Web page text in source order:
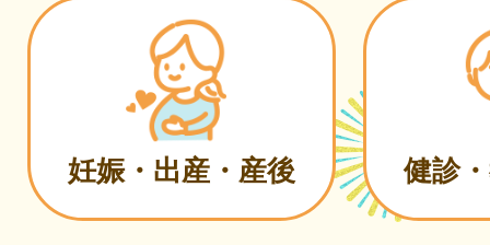
妊娠・出産・産後 健診